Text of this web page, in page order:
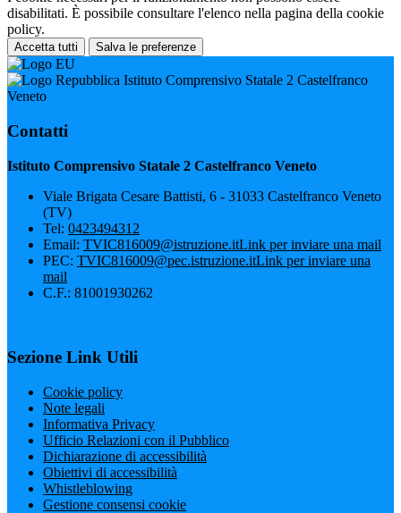
disabilitati. È possibile consultare l'elenco nella pagina della cookie
policy.
Accetta tutti Salva le preferenze
Istituto Comprensivo Statale 2 Castelfranco
Veneto
Contatti
Istituto Comprensivo Statale 2 Castelfranco Veneto
Viale Brigata Cesare Battisti, 6 - 31033 Castelfranco Veneto
(TV)
Tel: 0423494312
Email: TVIC816009@istruzione.itLink per inviare una mail
PEC: TVIC816009@pec.istruzione.itLink per inviare una
mail
C.F.: 81001930262
Sezione Link Utili
Cookie policy
Note legali
Informativa Privacy
Ufficio Relazioni con il Pubblico
Dichiarazione di accessibilità
Obiettivi di accessibilità
Whistleblowing
Gestione consensi cookie